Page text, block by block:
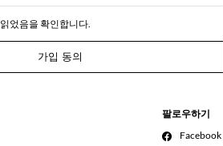
었음을 확인합니다.
가입 동의
팔로우하기
Facebook